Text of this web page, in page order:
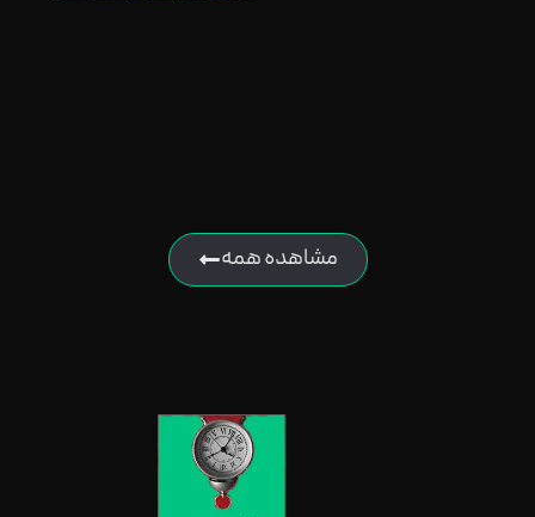
مشاهده همه